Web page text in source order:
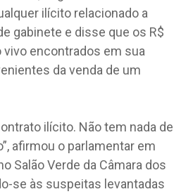
ilícito relacionado a
gabinete e disse que os R$
encontrados em sua
da venda de um
ilícito. Não tem nada de
afirmou o parlamentar em
Salão Verde da Câmara dos
se às suspeitas levantadas